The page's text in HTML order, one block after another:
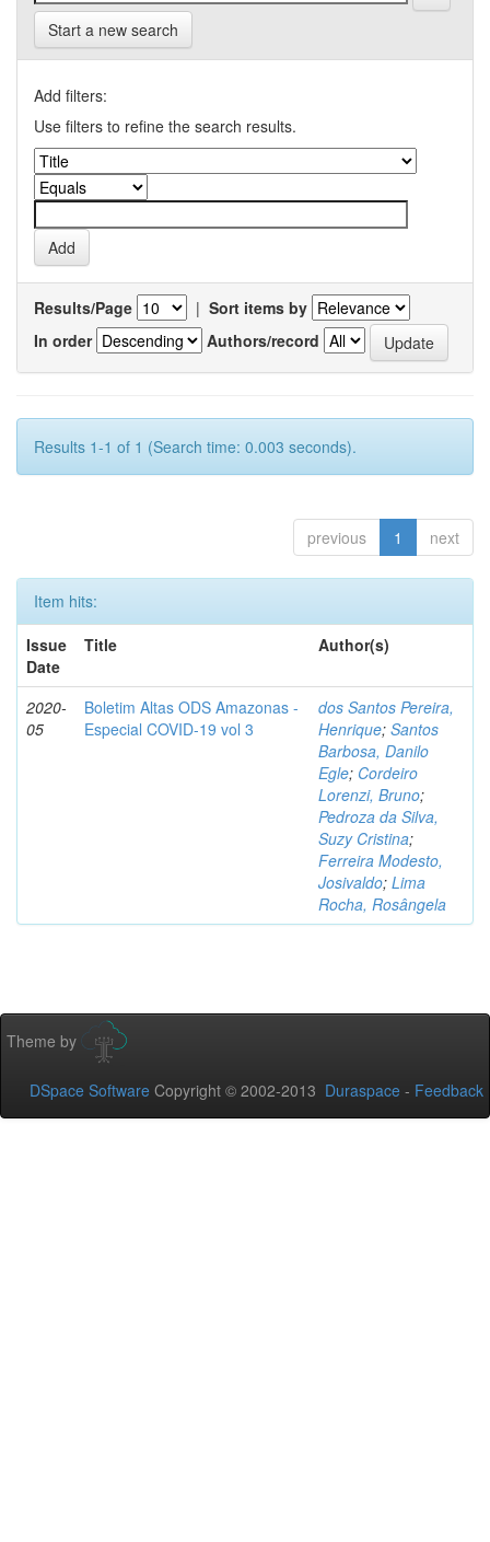
Start a new search
Add filters:
Use filters to refine the search results.
Results/Page | Sort items by
In order
Authors/record
Results 1-1 of 1 (Search time: 0.003 seconds).
previous 1 next
Item hits:
Issue
Date
Title Author(s)
2020-
05
Boletim Altas ODS Amazonas -
Especial COVID-19 vol 3
dos Santos Pereira,
Henrique; Santos
Barbosa, Danilo
Egle; Cordeiro
Lorenzi, Bruno;
Pedroza da Silva,
Suzy Cristina;
Ferreira Modesto,
Josivaldo; Lima
Rocha, Rosângela
Theme by
DSpace Software Copyright © 2002-2013 Duraspace - Feedback